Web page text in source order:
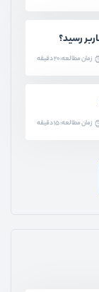
زمان مطالعه: 20 دقیقه
زمان مطالعه: 15 دقیقه